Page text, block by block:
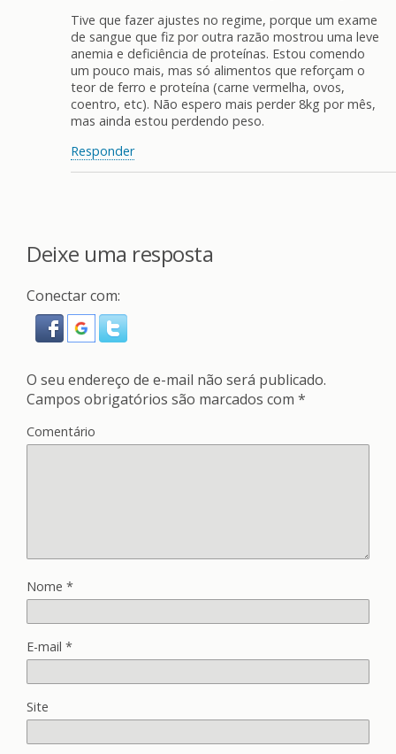
Tive que fazer ajustes no regime, porque um exame
de sangue que fiz por outra razão mostrou uma leve
anemia e deficiência de proteínas. Estou comendo
um pouco mais, mas só alimentos que reforçam o
teor de ferro e proteína (carne vermelha, ovos,
coentro, etc). Não espero mais perder 8kg por mês,
mas ainda estou perdendo peso.
Responder
Deixe uma resposta
Conectar com:
O seu endereço de e-mail não será publicado.
Campos obrigatórios são marcados com *
Comentário
Nome *
E-mail *
Site